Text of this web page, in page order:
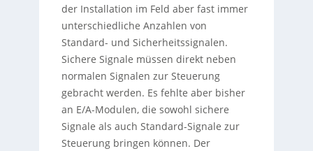
der Installation im Feld aber fast immer
unterschiedliche Anzahlen von
Standard- und Sicherheitssignalen.
Sichere Signale müssen direkt neben
normalen Signalen zur Steuerung
gebracht werden. Es fehlte aber bisher
an E/A-Modulen, die sowohl sichere
Signale als auch Standard-Signale zur
Steuerung bringen können. Der